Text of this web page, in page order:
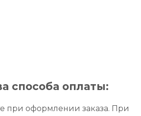
способа оплаты:
при оформлении заказа. При